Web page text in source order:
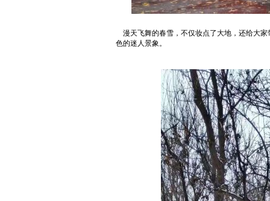
漫天飞舞的春雪，不仅妆点了大地，还给大
色的迷人景象。